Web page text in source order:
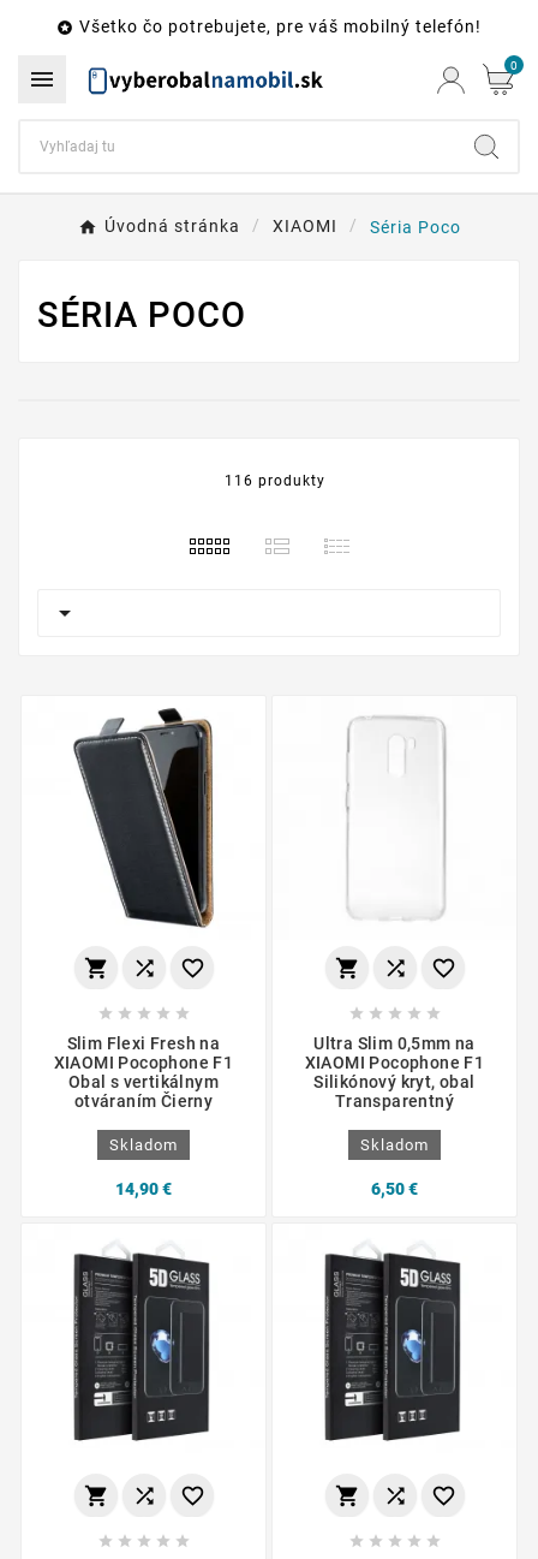
 Všetko čo potrebujete, pre váš mobilný telefón!
 0
Úvodná stránka XIAOMI Séria Poco
SÉRIA POCO
116 produkty

  
    
Slim Flexi Fresh na
XIAOMI Pocophone F1
Obal s vertikálnym
otváraním Čierny
Skladom
14,90 €
  
    
Ultra Slim 0,5mm na
XIAOMI Pocophone F1
Silikónový kryt, obal
Transparentný
Skladom
6,50 €
  
    
  
    